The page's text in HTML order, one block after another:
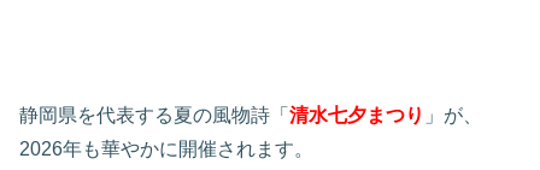
静岡県を代表する夏の風物詩「 清水七夕まつり 」が、
2026年も華やかに開催されます。